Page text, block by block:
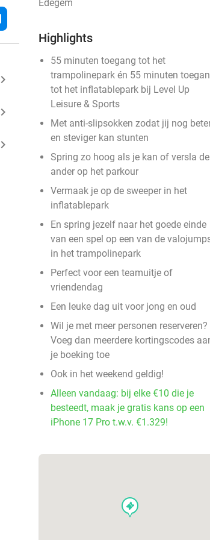
keyboard_arrow_right
keyboard_arrow_right
keyboard_arrow_right
Edegem
Highlights
55 minuten toegang tot het
trampolinepark én 55 minuten
tot het inflatablepark bij Level Up
Leisure & Sports
Met anti-slipsokken zodat jij nog
en steviger kan stunten
Spring zo hoog als je kan of versla de
ander op het parkour
Vermaak je op de sweeper in het
inflatablepark
En spring jezelf naar het goede einde
van een spel op een van de
in het trampolinepark
Perfect voor een teamuitje of
vriendendag
Een leuke dag uit voor jong en oud
Wil je met meer personen reserveren?
Voeg dan meerdere kortingscodes
je boeking toe
Ook in het weekend geldig!
Alleen vandaag: bij elke €10 die je
besteedt, maak je gratis kans op een
iPhone 17 Pro t.w.v. €1.329!
events